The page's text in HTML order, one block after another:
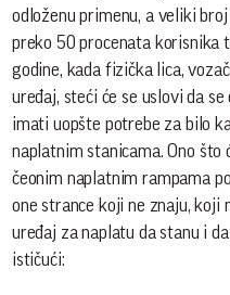
odloženu primenu, a veliki
preko 50 procenata korisnika
godine, kada fizička lica,
uređaj, steći će se uslovi da
imati uopšte potrebe za bilo
naplatnim stanicama. Ono što
čeonim naplatnim rampama
one strance koji ne znaju, koji
uređaj za naplatu da stanu i
ističući: